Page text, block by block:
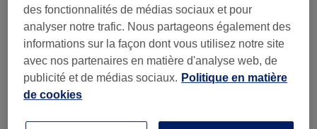
Chasana
8 avis
Aiguerelles, Montpellier
Montrer sur la carte
Massage du corps ayurvédique Abhyanga
1 h 30 min
Je veux en savoir plus
des fonctionnalités de médias sociaux et pour
analyser notre trafic. Nous partageons également des
informations sur la façon dont vous utilisez notre site
avec nos partenaires en matière d'analyse web, de
publicité et de médias sociaux. Politique en matière
de cookies